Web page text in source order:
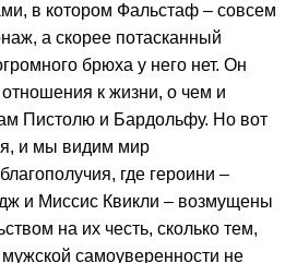
в котором Фальстаф – совсем
а скорее потасканный
брюха у него нет. Он
к жизни, о чем и
Пистолю и Бардольфу. Но вот
и мы видим мир
где героини –
и Миссис Квикли – возмущены
на их честь, сколько тем,
самоуверенности не